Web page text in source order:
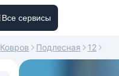
Все сервисы
Ковров Подлесная 12